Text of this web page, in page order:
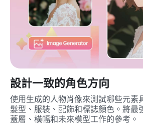
設計一致的角色方向
使用生成的人物肖像來測試哪些元素
髮型、服裝、配飾和標誌顏色。將最
蓋層、橫幅和未來模型工作的參考。